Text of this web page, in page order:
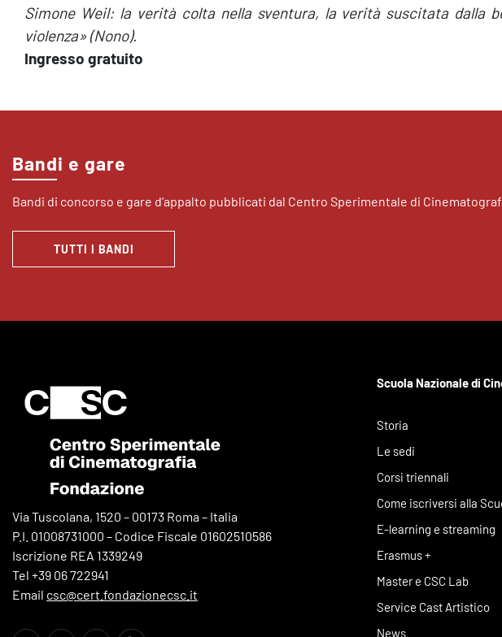
Simone Weil: la verità colta nella sventura, la verità suscitata dalla
violenza» (Nono).
Ingresso gratuito
Bandi e gare
Bandi di concorso e gare d’appalto pubblicati dal Centro Sperimentale di
TUTTI I BANDI
Via Tuscolana, 1520 – 00173 Roma – Italia
P.I. 01008731000 – Codice Fiscale 01602510586
Iscrizione REA 1339249
Tel +39 06 722941
Email csc@cert.fondazionecsc.it
Scuola Nazionale di
Storia
Le sedi
Corsi triennali
Come iscriversi alla
E-learning e streaming
Erasmus +
Master e CSC Lab
Service Cast Artistico
News